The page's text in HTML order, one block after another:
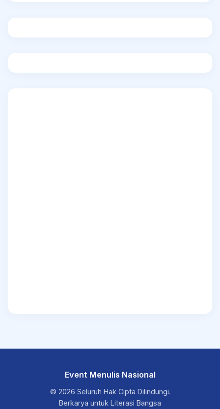
Event Menulis Nasional
© 2026 Seluruh Hak Cipta Dilindungi.
Berkarya untuk Literasi Bangsa